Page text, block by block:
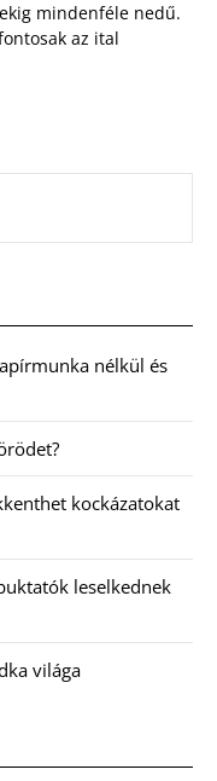
mindenféle nedű.
az ital
nélkül és
kockázatokat
leselkednek
világa